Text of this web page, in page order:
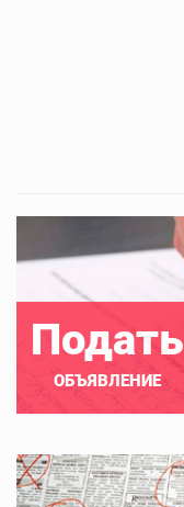
Подать
ОБЪЯВЛЕНИЕ